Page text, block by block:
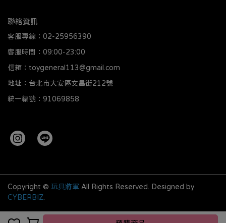
聯絡資訊
客服專線：02-25956390
客服時間：09:00-23:00
信箱：toygeneral113@gmail.com
地址：台北市大安區文昌街212號
統一編號：91069858
Copyright © 玩具將軍 All Rights Reserved.
Designed by
CYBERBIZ